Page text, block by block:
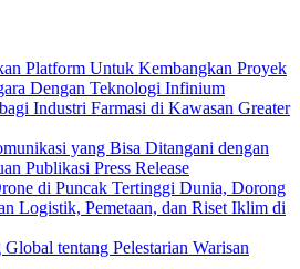
Platform Untuk Kembangkan Proyek
Dengan Teknologi Infinium
Industri Farmasi di Kawasan Greater
yang Bisa Ditangani dengan
Publikasi Press Release
di Puncak Tertinggi Dunia, Dorong
Logistik, Pemetaan, dan Riset Iklim di
tentang Pelestarian Warisan